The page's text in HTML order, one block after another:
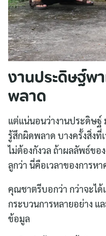
Search
for:
งานประดิษฐ์พ
พลาด
แต่แน่นอนว่างานประดิษฐ์
รู้สึกผิดพลาด บางครั้งสิ่งที่
ไม่ต้องกังวล ถ้าผลลัพธ์ขอ
ลูกว่า นี่คือเวลาของการห
คุณชาตรีบอกว่า กว่าจะไ
กระบวนการหลายอย่าง แ
ข้อมูล